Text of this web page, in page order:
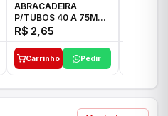
ABRACADEIRA
P/TUBOS 40 A 75MM
TIGRE
R$ 2,65
Carrinho Pedir